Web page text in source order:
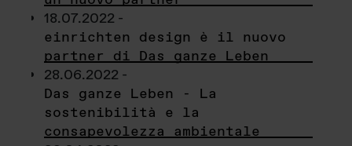
18.07.2022 -
einrichten design è il nuovo
partner di Das ganze Leben
28.06.2022 -
Das ganze Leben - La
sostenibilità e la
consapevolezza ambientale